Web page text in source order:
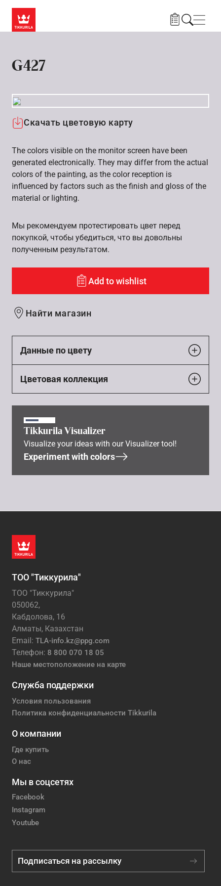
G427
Скачать цветовую карту
The colors visible on the monitor screen have been
generated electronically. They may differ from the actual
colors of the painting, as the color reception is
influenced by factors such as the finish and gloss of the
material or lighting.
Мы рекомендуем протестировать цвет перед
покупкой, чтобы убедиться, что вы довольны
полученным результатом.
Add to wishlist
Найти магазин
Данные по цвету
Цветовая коллекция
Tikkurila Visualizer
Visualize your ideas with our Visualizer tool!
Experiment with colors
ТОО "Тиккурила"
ТОО "Тиккурила"
050062,
Кабдолова, 16
Алматы, Казахстан
Email: TLA-info.kz@ppg.com
Телефон: 8 800 070 18 05
Наше местоположение на карте
Служба поддержки
Условия пользования
Политика конфиденциальности Tikkurila
О компании
Где купить
О нас
Мы в соцсетях
Facebook
Instagram
Youtube
Подписаться на рассылку